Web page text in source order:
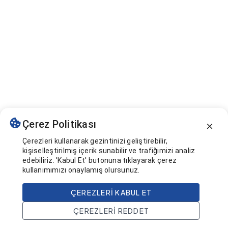
Ana Sayfa Ara Projeler Hesap
Çerez Politikası
Çerezleri kullanarak gezintinizi geliştirebilir,
kişiselleştirilmiş içerik sunabilir ve trafiğimizi analiz
edebiliriz. 'Kabul Et' butonuna tıklayarak çerez
kullanımımızı onaylamış olursunuz.
ÇEREZLERI KABUL ET
ÇEREZLERI REDDET